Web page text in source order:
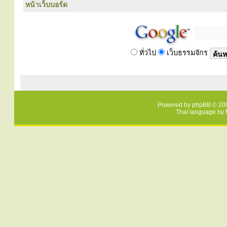
หน้าเว็บบอร์ด
ทั่วไป เว็บธรรมจักร
Powered by phpBB ©
Thai language by